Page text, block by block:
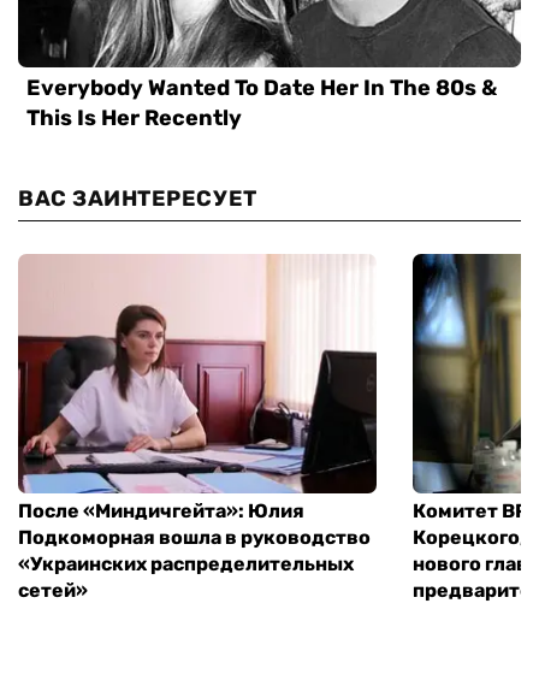
ВАС ЗАИНТЕРЕСУЕТ
После «Миндичгейта»: Юлия
Подкоморная вошла в руководство
«Украинских распределительных
сетей»
Комитет ВР
Корецкого,
нового